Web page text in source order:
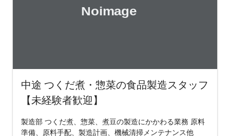
中途 つくだ煮・惣菜の食品製造スタッフ
【未経験者歓迎】
製造部 つくだ煮、惣菜、煮豆の製造にかかわる業務 原料
準備、原料手配、製造計画、機械清掃メンテナンス他